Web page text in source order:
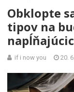
Obklopte
tipov na
if i now you 20.